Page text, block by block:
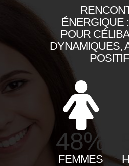
ÉNERGIQUE
POUR
DYNAMIQUES,
48%
FEMMES